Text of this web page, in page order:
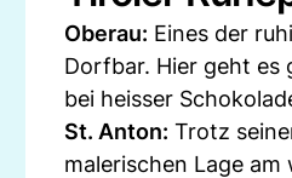
Oberau: Eines der
Dorfbar. Hier geht es
bei heisser
St. Anton: Trotz
malerischen Lage